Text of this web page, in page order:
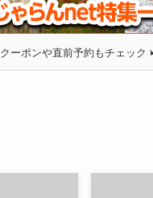
クーポンや直前予約もチェック